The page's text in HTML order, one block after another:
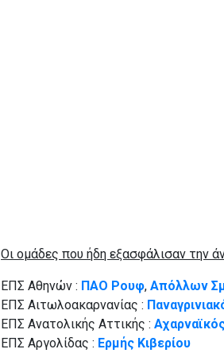
Οι ομάδες που ήδη εξασφάλισαν την
ΕΠΣ Αθηνών : ΠΑΟ Ρουφ, Απόλλων
ΕΠΣ Αιτωλοακαρνανίας :
ΕΠΣ Ανατολικής Αττικής :
ΕΠΣ Αργολίδας : Ερμής Κιβερίου